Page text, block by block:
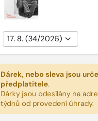
Dárek, nebo sleva jsou
předplatitele.
Dárky jsou odesílány na
týdnů od provedení úhrady.